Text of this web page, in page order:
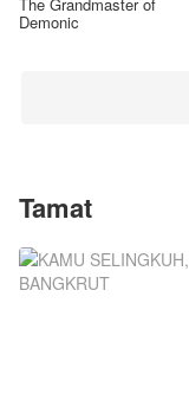
Demonic
Tamat